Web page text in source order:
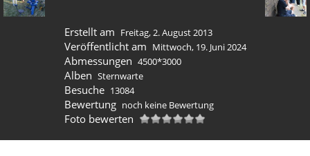
Erstellt am Freitag, 2. August 2013
Veröffentlicht am Mittwoch, 19. Juni 2024
Abmessungen 4500*3000
Alben Sternwarte
Besuche 13084
Bewertung noch keine Bewertung
Foto bewerten